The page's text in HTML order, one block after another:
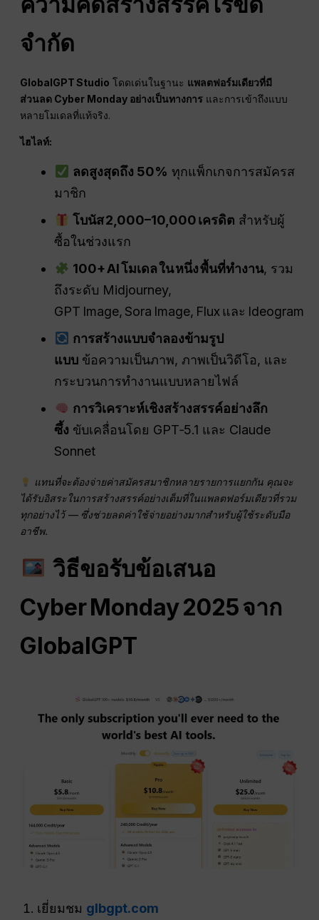
จำกัด
GlobalGPT Studio โดดเด่นในฐานะ แพลตฟอร์มเดียวที่มี
ส่วนลด Cyber Monday อย่างเป็นทางการ และการเข้าถึงแบบ
หลายโมเดลที่แท้จริง.
ไฮไลท์:
ลดสูงสุดถึง 50% ทุกแพ็กเกจการสมัครส
มาชิก
โบนัส 2,000–10,000 เครดิต สำหรับผู้
ซื้อในช่วงแรก
100+ AI โมเดล ใน หนึ่ง พื้นที่ทำงาน, รวม
ถึงระดับ Midjourney,
GPT Image, Sora Image, Flux และ Ideogram
การสร้างแบบจำลองข้ามรูป
แบบ ข้อความเป็นภาพ, ภาพเป็นวิดีโอ, และ
กระบวนการทำงานแบบหลายไฟล์
การวิเคราะห์เชิงสร้างสรรค์อย่างลึก
ซึ้ง ขับเคลื่อนโดย GPT‑5.1 และ Claude
Sonnet
แทนที่จะต้องจ่ายค่าสมัครสมาชิกหลายรายการแยกกัน คุณจะ
ได้รับอิสระในการสร้างสรรค์อย่างเต็มที่ในแพลตฟอร์มเดียวที่รวม
ทุกอย่างไว้ — ซึ่งช่วยลดค่าใช้จ่ายอย่างมากสำหรับผู้ใช้ระดับมือ
อาชีพ.
วิธีขอรับข้อเสนอ
Cyber Monday 2025 จาก
GlobalGPT
เยี่ยมชม glbgpt.com